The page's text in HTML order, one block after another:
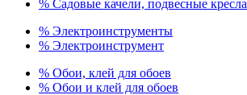
% Садовые качели, подвесные кресла
% Электроинструменты
% Электроинструмент
% Обои, клей для обоев
% Обои и клей для обоев